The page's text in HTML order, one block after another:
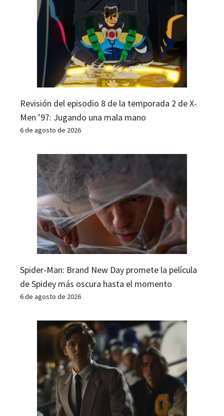
Revisión del episodio 8 de la temporada 2 de X-
Men ’97: Jugando una mala mano
6 de agosto de 2026
Spider-Man: Brand New Day promete la película
de Spidey más oscura hasta el momento
6 de agosto de 2026